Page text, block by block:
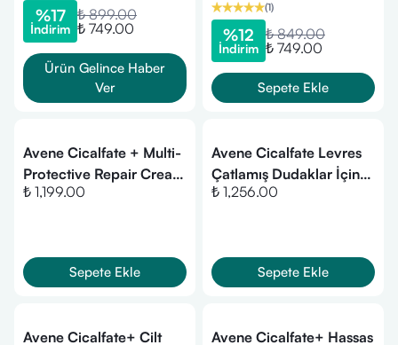
200 ml
%17
İndirim
₺ 899.00
₺ 749.00
Ürün Gelince Haber
Ver
(1)
%12
İndirim
₺ 849.00
₺ 749.00
Sepete Ekle
Avene Cicalfate + Multi-
Protective Repair Cream
SPF50+ 30 ml
₺ 1,199.00
Sepete Ekle
Avene Cicalfate Levres
Çatlamış Dudaklar İçin
Balsam 10 ml
₺ 1,256.00
Sepete Ekle
Avene Cicalfate+ Cilt
Avene Cicalfate+ Hassas